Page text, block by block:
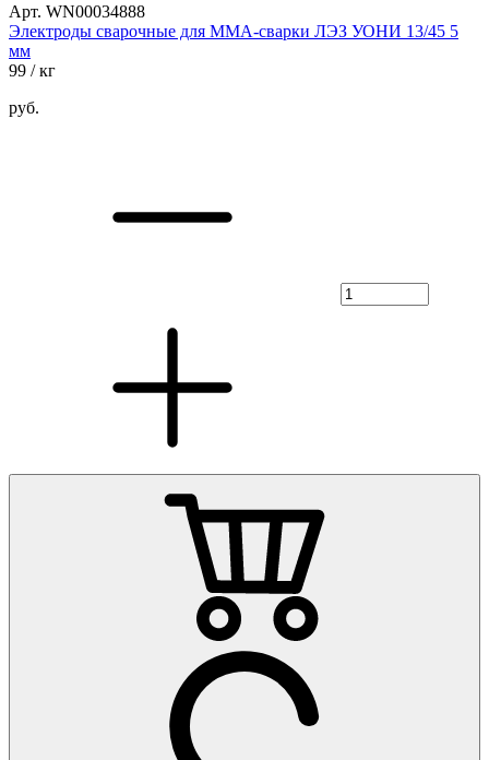
Арт. WN00034888
Электроды сварочные для ММА-сварки ЛЭЗ УОНИ 13/45 5
мм
99 / кг
руб.